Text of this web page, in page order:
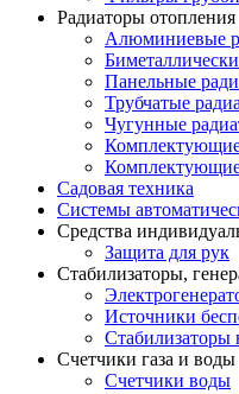
Радиаторы отопления
Алюминиевые
Панельные
Трубчатые
Чугунные
Комплектующие
Комплектующие
Садовая техника
Системы
Средства
Защита для рук
Стабилизаторы,
Источники
Стабилизаторы
Счетчики газа и воды
Счетчики воды